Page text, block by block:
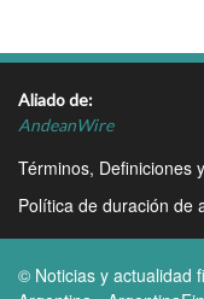
Aliado de:
AndeanWire
Términos, Definiciones
Política de duración de
© Noticias y actualidad